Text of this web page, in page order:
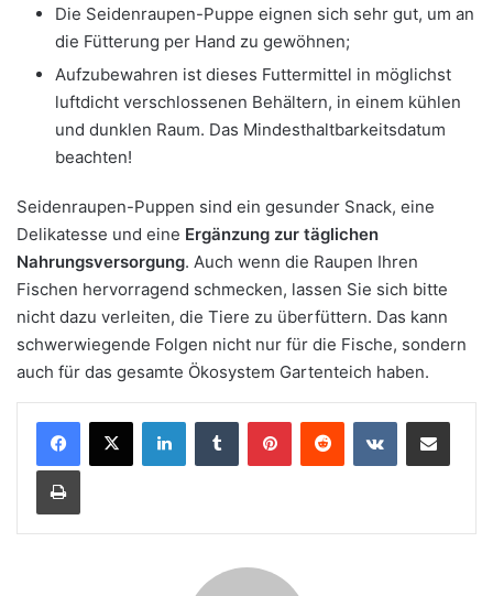
Die Seidenraupen-Puppe eignen sich sehr gut, um an
die Fütterung per Hand zu gewöhnen;
Aufzubewahren ist dieses Futtermittel in möglichst
luftdicht verschlossenen Behältern, in einem kühlen
und dunklen Raum. Das Mindesthaltbarkeitsdatum
beachten!
Seidenraupen-Puppen sind ein gesunder Snack, eine
Delikatesse und eine Ergänzung zur täglichen
Nahrungsversorgung. Auch wenn die Raupen Ihren
Fischen hervorragend schmecken, lassen Sie sich bitte
nicht dazu verleiten, die Tiere zu überfüttern. Das kann
schwerwiegende Folgen nicht nur für die Fische, sondern
auch für das gesamte Ökosystem Gartenteich haben.